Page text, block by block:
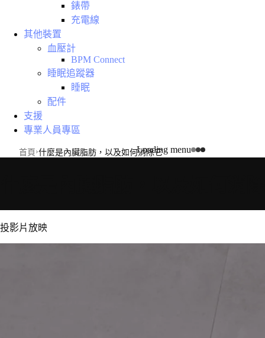
Loading menu
錶帶
充電線
其他裝置
血壓計
BPM Connect
睡眠追蹤器
睡眠
配件
支援
專業人員專區
首頁 什麼是內臟脂肪，以及如何消除它
投影片放映